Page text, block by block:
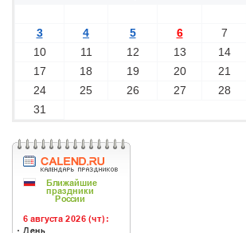
3
4 5 6 7
10
11 12 13 14
17
18 19 20 21
24
25 26 27 28
31